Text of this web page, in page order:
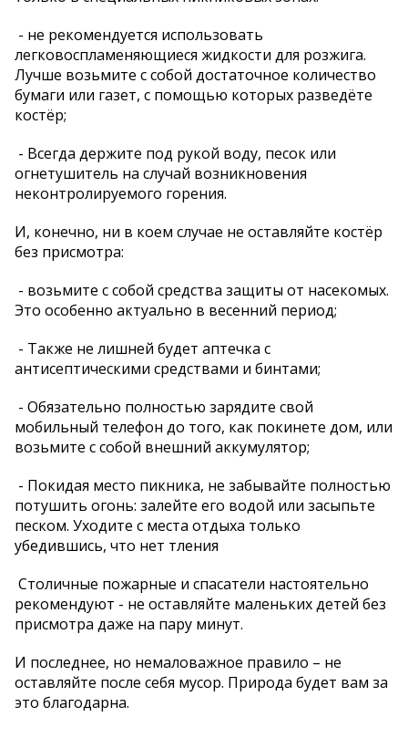
- не рекомендуется использовать
легковоспламеняющиеся жидкости для розжига.
Лучше возьмите с собой достаточное количество
бумаги или газет, с помощью которых разведёте
костёр;
- Всегда держите под рукой воду, песок или
огнетушитель на случай возникновения
неконтролируемого горения.
И, конечно, ни в коем случае не оставляйте костёр
без присмотра:
- возьмите с собой средства защиты от насекомых.
Это особенно актуально в весенний период;
- Также не лишней будет аптечка с
антисептическими средствами и бинтами;
- Обязательно полностью зарядите свой
мобильный телефон до того, как покинете дом, или
возьмите с собой внешний аккумулятор;
- Покидая место пикника, не забывайте полностью
потушить огонь: залейте его водой или засыпьте
песком. Уходите с места отдыха только
убедившись, что нет тления
Столичные пожарные и спасатели настоятельно
рекомендуют - не оставляйте маленьких детей без
присмотра даже на пару минут.
И последнее, но немаловажное правило – не
оставляйте после себя мусор. Природа будет вам за
это благодарна.